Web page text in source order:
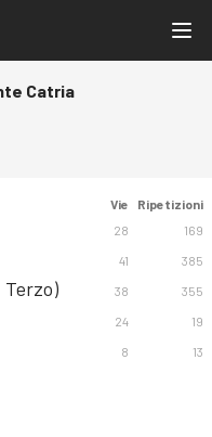
Catria
Vie Ripetizioni
28 169
41 385
Terzo) 38 355
24 19
8 13